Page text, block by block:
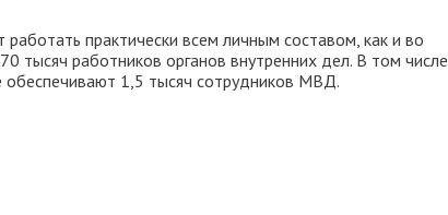
практически всем личным составом, как и во
тысяч работников органов внутренних дел. В том числе
1,5 тысяч сотрудников МВД.